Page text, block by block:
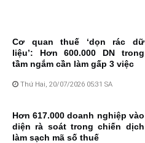
Cơ quan thuế ‘dọn rác dữ
liệu’: Hơn 600.000 DN trong
tầm ngắm cần làm gấp 3 việc
Thứ Hai, 20/07/2026 05:31 SA
Hơn 617.000 doanh nghiệp vào
diện rà soát trong chiến dịch
làm sạch mã số thuế